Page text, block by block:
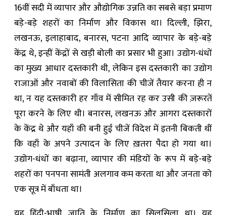
16वीं सदी में व्यापार और औद्योगिक उन्नति का सबसे बड़ा प्रमाण
बड़े-बड़े शहरों का निर्माण और विकास था। दिल्ली, झिरा,
लखनऊ, इलाहाबाद, बनारस, पटना आदि व्यापार के बड़े-बड़े
केंद्र थे, इन्हीं केंद्रों से खड़ी बोली का प्रसार भी हुआ। उद्योग-धंधों
का मुख्य आधार दस्तकारी थी, लेकिन इस दस्तकारी का उद्योग
राजाओं और नवाबों की विलासिता की चीजें तैयार करना ही न
था, न यह दस्तकारी हर गाँव में सीमित रह कर उसी की ज़रूरतें
पूरा करने के लिए थी। बनारस, लखनऊ और आगरा दस्तकारों
के केंद्र थे और यहाँ की बनी हुई चीजें विदेश में इतनी बिकती थीं
कि वहाँ के अपने उत्पादन के लिए ख़तरा पैदा हो गया था।
उद्योग-धंधों का बढ़ाना, व्यापार की मंडियों के रूप में बड़े-बड़े
शहरों का पनपना सामंती अलगाव कम करता था और जनता को
एक सूत्र में बाँधता था।